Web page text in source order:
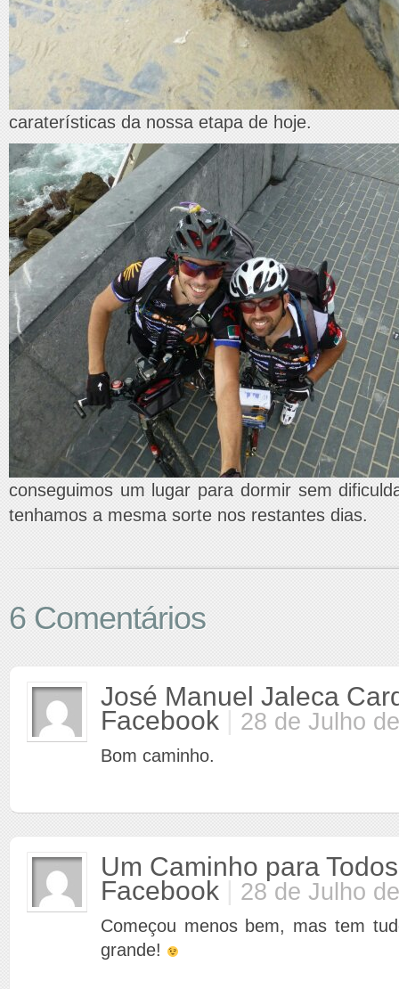
caraterísticas da nossa etapa de hoje.
conseguimos um lugar para dormir sem
tenhamos a mesma sorte nos restantes dias.
6 Comentários
José Manuel Jaleca
Facebook | 28 de Julho
Bom caminho.
Um Caminho para
Facebook | 28 de Julho
Começou menos bem, mas tem
grande!